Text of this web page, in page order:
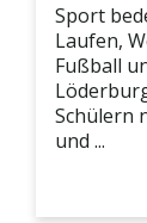
Sport
Laufen,
Fußball
Schülern
und ...